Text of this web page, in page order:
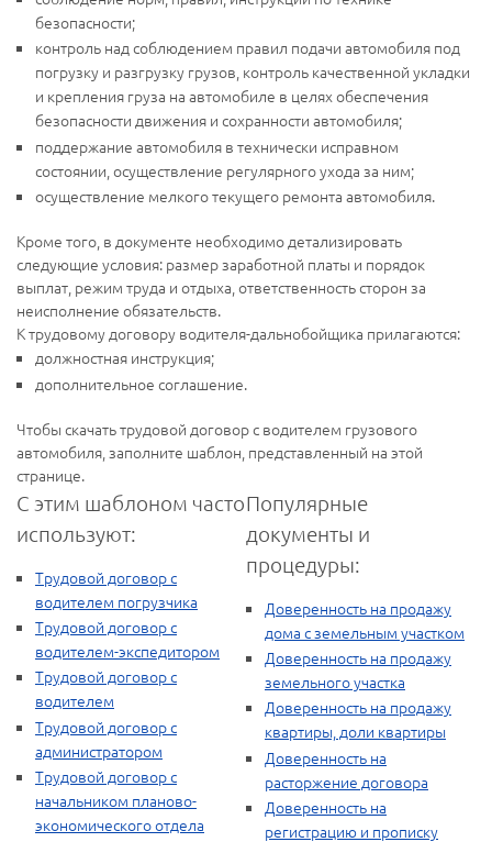
безопасности;
контроль над соблюдением правил подачи автомобиля под
погрузку и разгрузку грузов, контроль качественной укладки
и крепления груза на автомобиле в целях обеспечения
безопасности движения и сохранности автомобиля;
поддержание автомобиля в технически исправном
состоянии, осуществление регулярного ухода за ним;
осуществление мелкого текущего ремонта автомобиля.
Кроме того, в документе необходимо детализировать
следующие условия: размер заработной платы и порядок
выплат, режим труда и отдыха, ответственность сторон за
неисполнение обязательств.
К трудовому договору водителя-дальнобойщика прилагаются:
должностная инструкция;
дополнительное соглашение.
Чтобы скачать трудовой договор с водителем грузового
автомобиля, заполните шаблон, представленный на этой
странице.
С этим шаблоном часто
используют:
Трудовой договор с
водителем погрузчика
Трудовой договор с
водителем-экспедитором
Трудовой договор с
водителем
Трудовой договор с
администратором
Трудовой договор с
начальником планово-
экономического отдела
Популярные
документы и
процедуры:
Доверенность на продажу
дома с земельным участком
Доверенность на продажу
земельного участка
Доверенность на продажу
квартиры, доли квартиры
Доверенность на
расторжение договора
Доверенность на
регистрацию и прописку